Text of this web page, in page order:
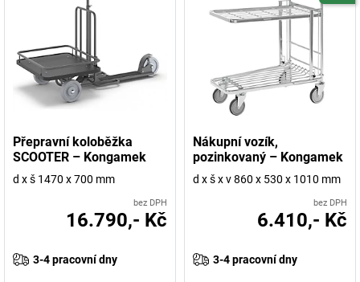
Přepravní koloběžka
SCOOTER – Kongamek
d x š 1470 x 700 mm
bez DPH
16.790,- Kč
3-4 pracovní dny
Nákupní vozík,
pozinkovaný – Kongamek
d x š x v 860 x 530 x 1010 mm
bez DPH
6.410,- Kč
3-4 pracovní dny